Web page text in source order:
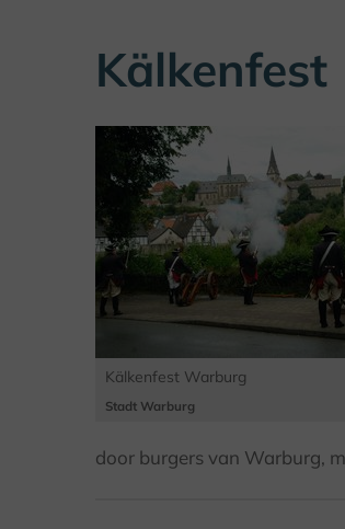
Kälkenfest
Kälkenfest Warburg
Stadt Warburg
door burgers van Warburg,